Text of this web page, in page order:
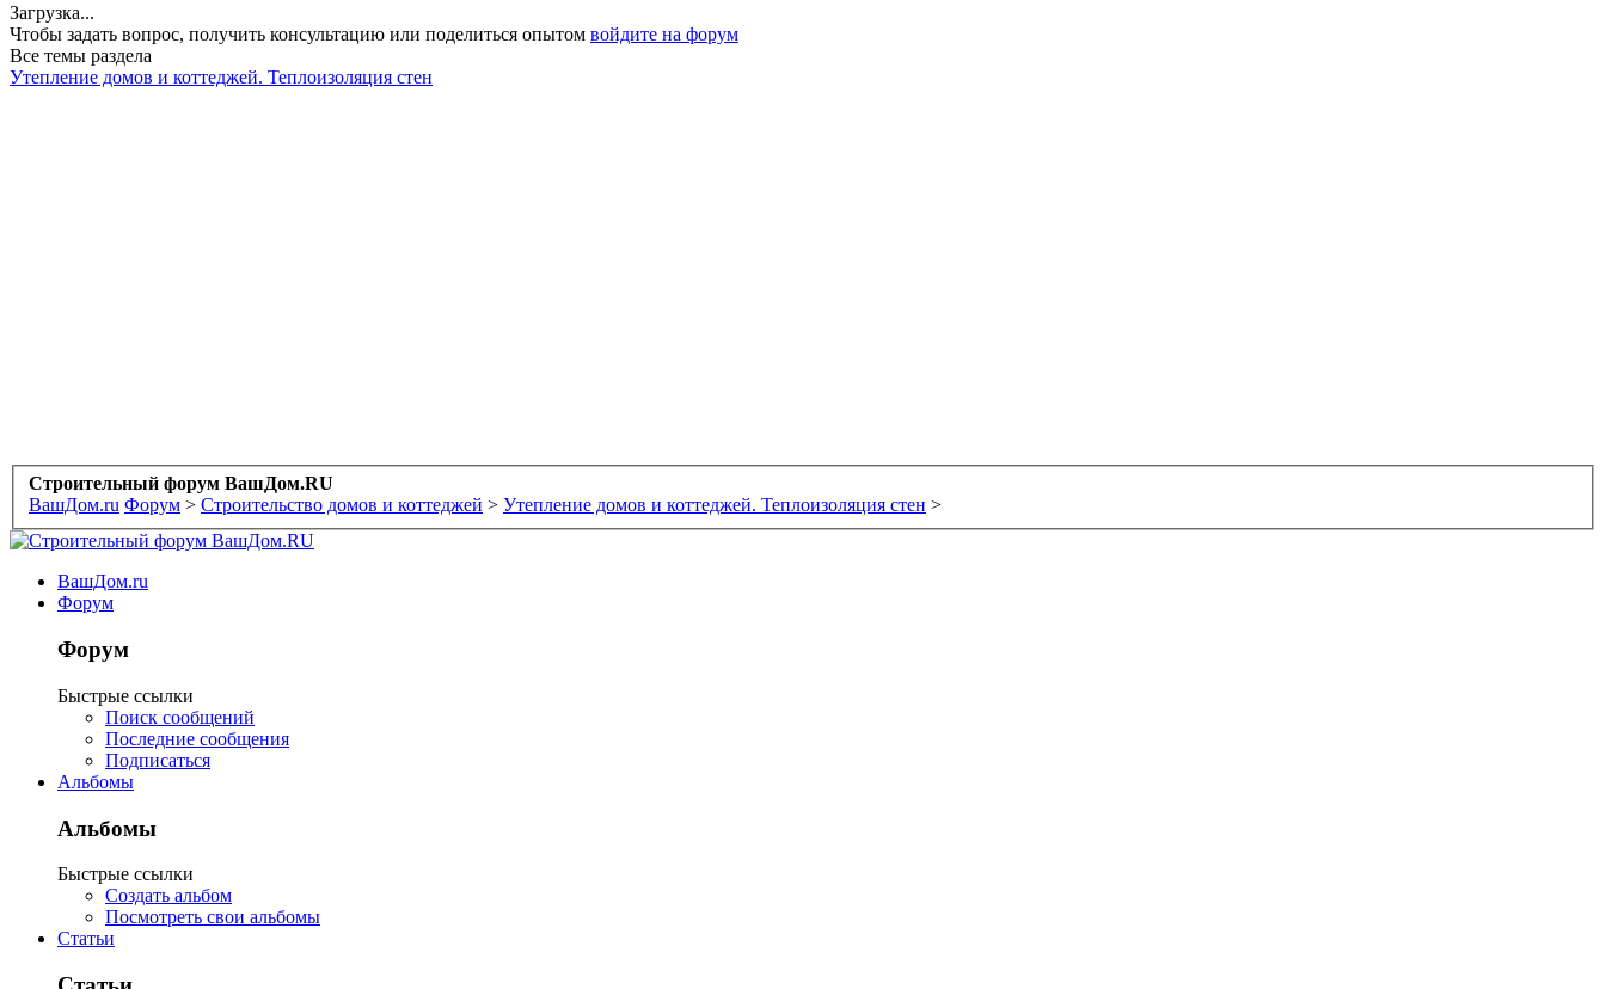
Загрузка...
Чтобы задать вопрос, получить консультацию или поделиться опытом войдите на форум
Все темы раздела
Утепление домов и коттеджей. Теплоизоляция стен
Строительный форум ВашДом.RU
ВашДом.ru Форум > Строительство домов и коттеджей > Утепление домов и коттеджей. Теплоизоляция стен >
ВашДом.ru
Форум
Форум
Быстрые ссылки
Поиск сообщений
Последние сообщения
Подписаться
Альбомы
Альбомы
Быстрые ссылки
Создать альбом
Посмотреть свои альбомы
Статьи